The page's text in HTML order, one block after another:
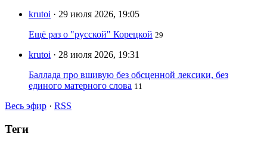
krutoi · 29 июля 2026, 19:05
Ещё раз о "русской" Корецкой 29
krutoi · 28 июля 2026, 19:31
Баллада про вшивую без обсценной лексики, без
единого матерного слова 11
Весь эфир · RSS
Теги